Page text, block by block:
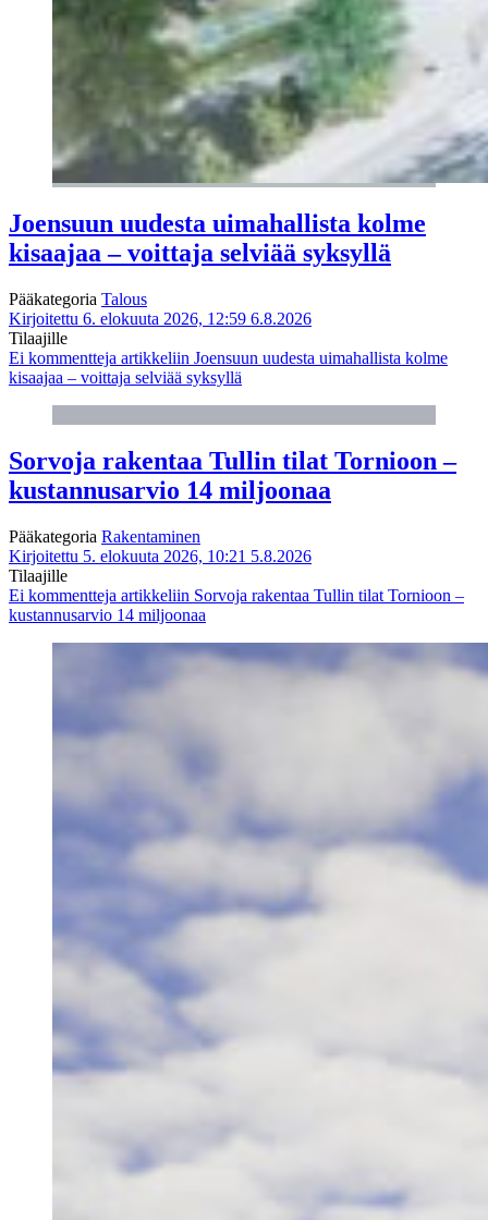
Joensuun uudesta uimahallista kolme
kisaajaa – voittaja selviää syksyllä
Pääkategoria Talous
Kirjoitettu 6. elokuuta 2026, 12:59 6.8.2026
Tilaajille
Ei kommentteja artikkeliin Joensuun uudesta uimahallista kolme
kisaajaa – voittaja selviää syksyllä
Sorvoja rakentaa Tullin tilat Tornioon –
kustannusarvio 14 miljoonaa
Pääkategoria Rakentaminen
Kirjoitettu 5. elokuuta 2026, 10:21 5.8.2026
Tilaajille
Ei kommentteja artikkeliin Sorvoja rakentaa Tullin tilat Tornioon –
kustannusarvio 14 miljoonaa